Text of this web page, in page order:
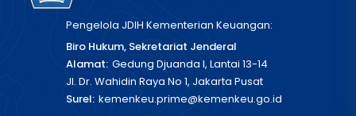
Pengelola JDIH Kementerian Keuangan:
Biro Hukum, Sekretariat Jenderal
Alamat: Gedung Djuanda I, Lantai 13-14
Jl. Dr. Wahidin Raya No 1, Jakarta Pusat
Surel: kemenkeu.prime@kemenkeu.go.id